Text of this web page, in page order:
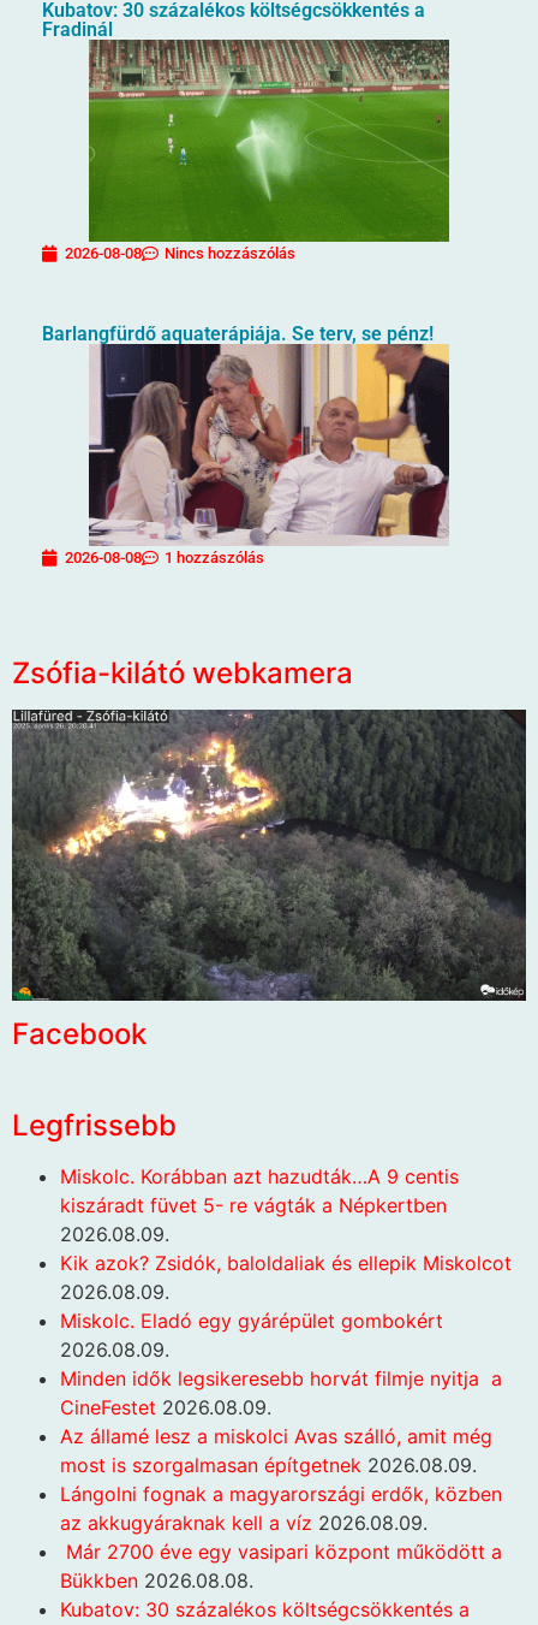
Kubatov: 30 százalékos költségcsökkentés a
Fradinál
2026-08-08 Nincs hozzászólás
Barlangfürdő aquaterápiája. Se terv, se pénz!
2026-08-08 1 hozzászólás
Zsófia-kilátó webkamera
Facebook
Legfrissebb
Miskolc. Korábban azt hazudták…A 9 centis
kiszáradt füvet 5- re vágták a Népkertben
2026.08.09.
Kik azok? Zsidók, baloldaliak és ellepik Miskolcot
2026.08.09.
Miskolc. Eladó egy gyárépület gombokért
2026.08.09.
Minden idők legsikeresebb horvát filmje nyitja a
CineFestet 2026.08.09.
Az államé lesz a miskolci Avas szálló, amit még
most is szorgalmasan építgetnek 2026.08.09.
Lángolni fognak a magyarországi erdők, közben
az akkugyáraknak kell a víz 2026.08.09.
Már 2700 éve egy vasipari központ működött a
Bükkben 2026.08.08.
Kubatov: 30 százalékos költségcsökkentés a